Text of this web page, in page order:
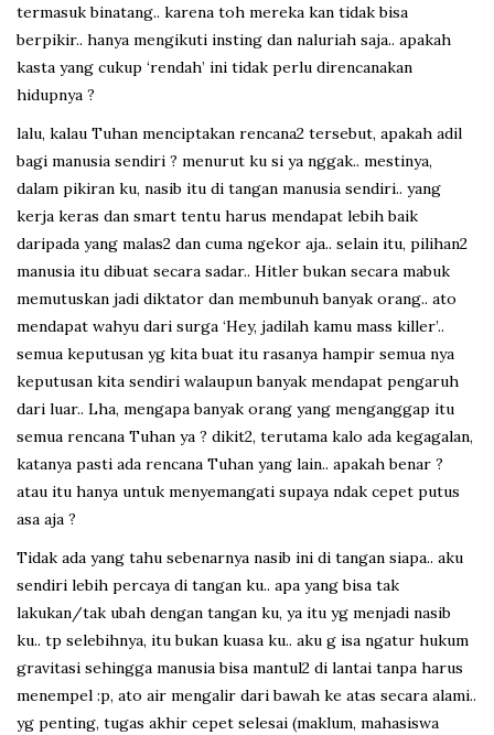
termasuk binatang.. karena toh mereka kan tidak bisa
berpikir.. hanya mengikuti insting dan naluriah saja.. apakah
kasta yang cukup ‘rendah’ ini tidak perlu direncanakan
hidupnya ?
lalu, kalau Tuhan menciptakan rencana2 tersebut, apakah adil
bagi manusia sendiri ? menurut ku si ya nggak.. mestinya,
dalam pikiran ku, nasib itu di tangan manusia sendiri.. yang
kerja keras dan smart tentu harus mendapat lebih baik
daripada yang malas2 dan cuma ngekor aja.. selain itu, pilihan2
manusia itu dibuat secara sadar.. Hitler bukan secara mabuk
memutuskan jadi diktator dan membunuh banyak orang.. ato
mendapat wahyu dari surga ‘Hey, jadilah kamu mass killer’..
semua keputusan yg kita buat itu rasanya hampir semua nya
keputusan kita sendiri walaupun banyak mendapat pengaruh
dari luar.. Lha, mengapa banyak orang yang menganggap itu
semua rencana Tuhan ya ? dikit2, terutama kalo ada kegagalan,
katanya pasti ada rencana Tuhan yang lain.. apakah benar ?
atau itu hanya untuk menyemangati supaya ndak cepet putus
asa aja ?
Tidak ada yang tahu sebenarnya nasib ini di tangan siapa.. aku
sendiri lebih percaya di tangan ku.. apa yang bisa tak
lakukan/tak ubah dengan tangan ku, ya itu yg menjadi nasib
ku.. tp selebihnya, itu bukan kuasa ku.. aku g isa ngatur hukum
gravitasi sehingga manusia bisa mantul2 di lantai tanpa harus
menempel :p, ato air mengalir dari bawah ke atas secara alami..
yg penting, tugas akhir cepet selesai (maklum, mahasiswa